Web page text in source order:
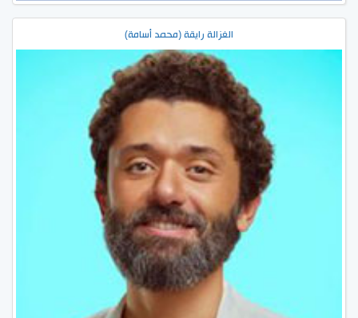
الغزالة رايقة (محمد أسامة)